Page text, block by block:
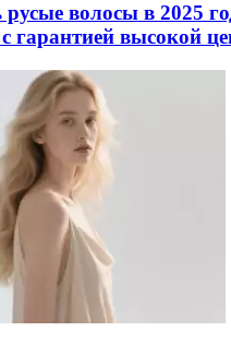
русые волосы в 2025
гарантией высокой